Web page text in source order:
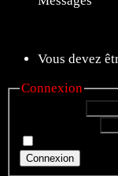
Vous devez
Connexion
Connexion